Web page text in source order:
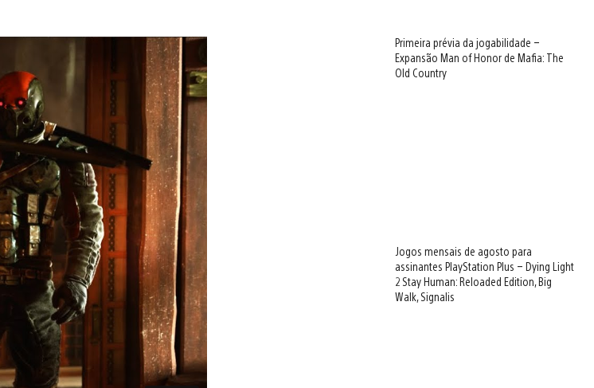
Primeira prévia da jogabilidade –
Expansão Man of Honor de Mafia: The
Old Country
Jogos mensais de agosto para
assinantes PlayStation Plus – Dying Light
2 Stay Human: Reloaded Edition, Big
Walk, Signalis